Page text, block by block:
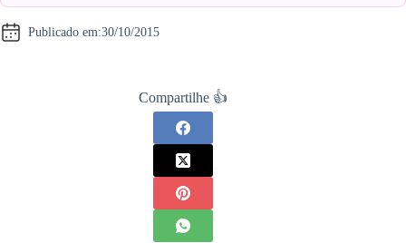
Publicado em:30/10/2015
Compartilhe 👍